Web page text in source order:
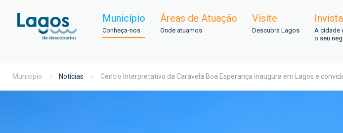
Município
Conheça-nos
Áreas de Atuação
Onde atuamos
Visite
Descubra Lagos
Invista
A cidade
o seu
Município Notícias Centro Interpretativo da Caravela Boa Esperança inaugura em Lagos e